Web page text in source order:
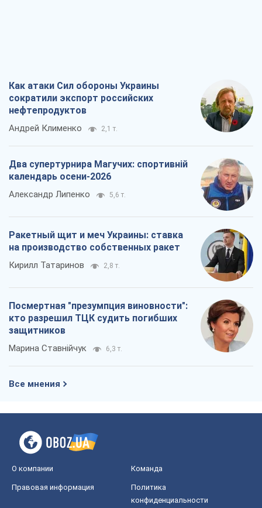
Как атаки Сил обороны Украины
сократили экспорт российских
нефтепродуктов
Андрей Клименко 2,1 т.
Два супертурнира Магучих: спортивній
календарь осени-2026
Александр Липенко 5,6 т.
Ракетный щит и меч Украины: ставка
на производство собственных ракет
Кирилл Татаринов 2,8 т.
Посмертная "презумпция виновности":
кто разрешил ТЦК судить погибших
защитников
Марина Ставнійчук 6,3 т.
Все мнения
О компании Команда
Правовая информация
Политика
конфиденциальности